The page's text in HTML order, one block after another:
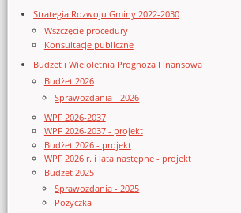
Strategia Rozwoju Gminy 2022-2030
Wszczęcie procedury
Konsultacje publiczne
Budżet i Wieloletnia Prognoza Finansowa
Budżet 2026
Sprawozdania - 2026
WPF 2026-2037
WPF 2026-2037 - projekt
Budżet 2026 - projekt
WPF 2026 r. i lata następne - projekt
Budżet 2025
Sprawozdania - 2025
Pożyczka